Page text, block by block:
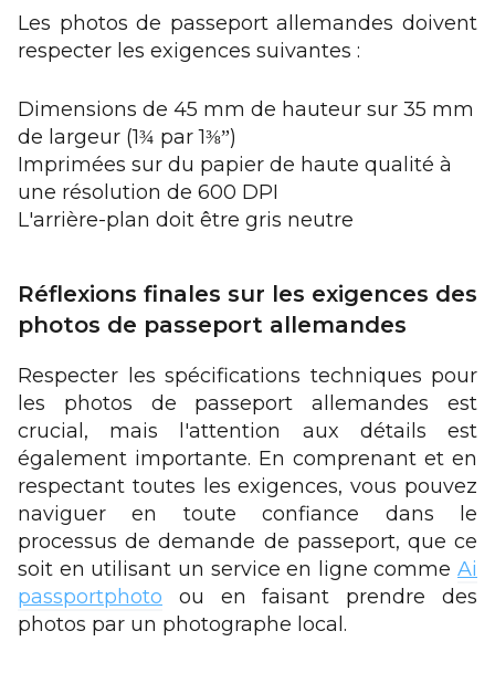
Les photos de passeport allemandes doivent
respecter les exigences suivantes :
Dimensions de 45 mm de hauteur sur 35 mm
de largeur (1¾ par 1⅜”)
Imprimées sur du papier de haute qualité à
une résolution de 600 DPI
L'arrière-plan doit être gris neutre
Réflexions finales sur les exigences des
photos de passeport allemandes
Respecter les spécifications techniques pour
les photos de passeport allemandes est
crucial, mais l'attention aux détails est
également importante. En comprenant et en
respectant toutes les exigences, vous pouvez
naviguer en toute confiance dans le
processus de demande de passeport, que ce
soit en utilisant un service en ligne comme Ai
passportphoto ou en faisant prendre des
photos par un photographe local.